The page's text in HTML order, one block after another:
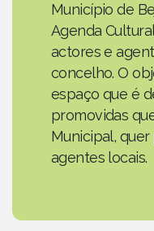
Município de
Agenda
actores e
concelho. O
espaço que é
promovidas
Municipal,
agentes locais.